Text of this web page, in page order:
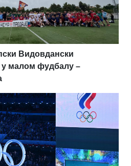
Видовдански
у малом фудбалу –